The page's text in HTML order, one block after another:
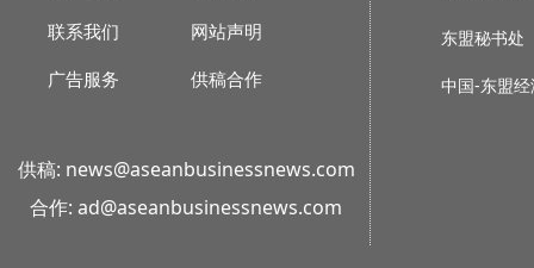
联系我们
广告服务
网站声明
供稿合作
供稿: news@aseanbusinessnews.com
合作: ad@aseanbusinessnews.com
东盟秘书处
中国-东盟